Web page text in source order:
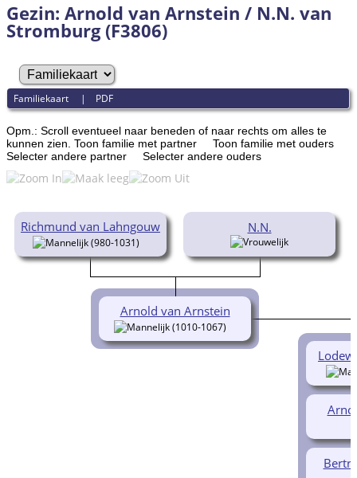
Gezin: Arnold van Arnstein / N.N. van
Stromburg (F3806)
Familiekaart | PDF
Opm.: Scroll eventueel naar beneden of naar rechts om alles te
kunnen zien. Toon familie met partner
Toon familie met ouders
Selecter andere partner
Selecter andere ouders
Richmund van Lahngouw
(980-1031)
N.N.
Arnold van Arnstein
(1010-1067)